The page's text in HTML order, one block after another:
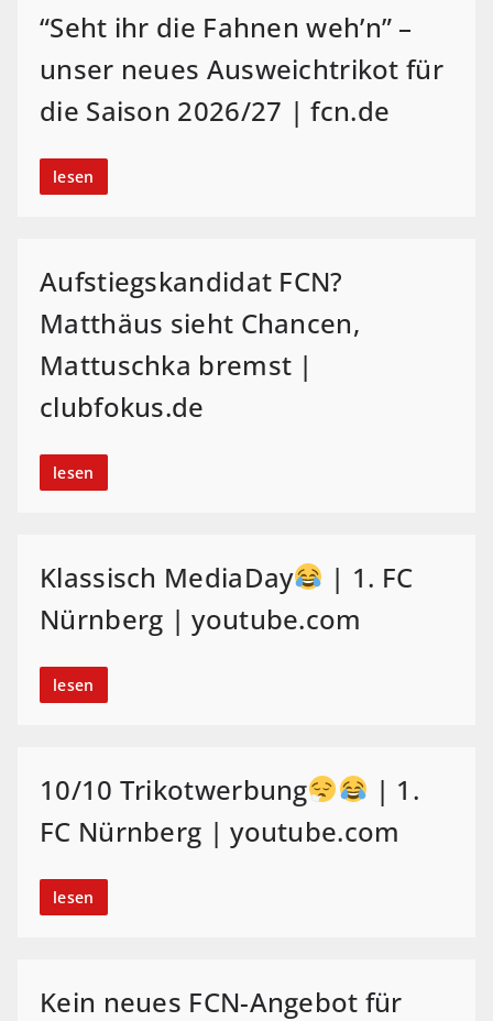
“Seht ihr die Fahnen weh’n” –
unser neues Ausweichtrikot für
die Saison 2026/27 | fcn.de
lesen
Aufstiegskandidat FCN?
Matthäus sieht Chancen,
Mattuschka bremst |
clubfokus.de
lesen
Klassisch MediaDay
| 1. FC
Nürnberg | youtube.com
lesen
10/10 Trikotwerbung
| 1.
FC Nürnberg | youtube.com
lesen
Kein neues FCN-Angebot für